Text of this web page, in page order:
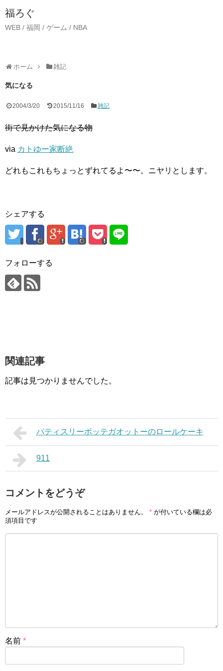
福ろぐ
WEB / 福岡 / ゲーム / NBA
ホーム 雑記
気になる
2004/3/20 2015/11/16 雑記
街で見かけた気になる物
via カトゆー家断絶
どれもこれもちょっとずれてるよ〜〜。ニヤリとします。
シェアする
フォローする
関連記事
記事は見つかりませんでした。
パティスリーボッテガオットーのロールケーキ
911
コメントをどうぞ
メールアドレスが公開されることはありません。 * が付いている欄は必
須項目です
名前 *